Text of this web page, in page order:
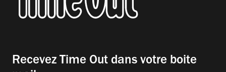
Recevez Time Out dans votre boite